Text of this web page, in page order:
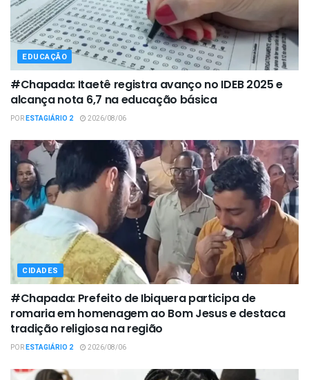
EDUCAÇÃO
#Chapada: Itaetê registra avanço no IDEB 2025 e
alcança nota 6,7 na educação básica
PORESTAGIÁRIO 2 2026/08/06
CIDADES
#Chapada: Prefeito de Ibiquera participa de
romaria em homenagem ao Bom Jesus e destaca
tradição religiosa na região
PORESTAGIÁRIO 2 2026/08/06